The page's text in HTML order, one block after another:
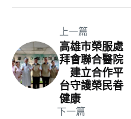
上一篇
高雄市榮服處
拜會聯合醫院
建立合作平
台守護榮民眷
健康
下一篇